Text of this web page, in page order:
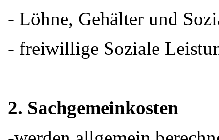
- Löhne, Gehälter und
- freiwillige Soziale
2. Sachgemeinkosten